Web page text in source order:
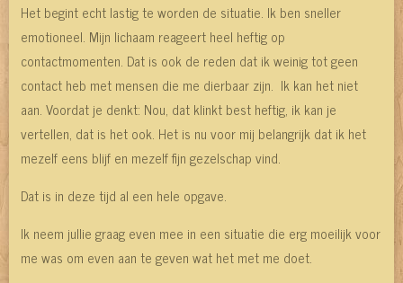
Het begint echt lastig te worden de situatie. Ik ben sneller
emotioneel. Mijn lichaam reageert heel heftig op
contactmomenten. Dat is ook de reden dat ik weinig tot geen
contact heb met mensen die me dierbaar zijn. Ik kan het niet
aan. Voordat je denkt: Nou, dat klinkt best heftig, ik kan je
vertellen, dat is het ook. Het is nu voor mij belangrijk dat ik het
mezelf eens blijf en mezelf fijn gezelschap vind.
Dat is in deze tijd al een hele opgave.
Ik neem jullie graag even mee in een situatie die erg moeilijk voor
me was om even aan te geven wat het met me doet.